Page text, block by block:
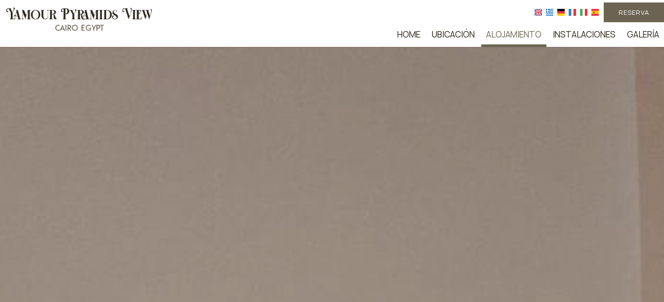
RESERVA
HOME UBICACIÓN ALOJAMIENTO INSTALACIONES GALERÍA